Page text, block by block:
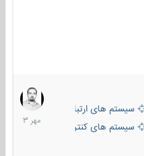
سیستم های ارتباطی و جمع آوری
سیستم های کنترل آتش و تجهیزات
1
مهر
1403